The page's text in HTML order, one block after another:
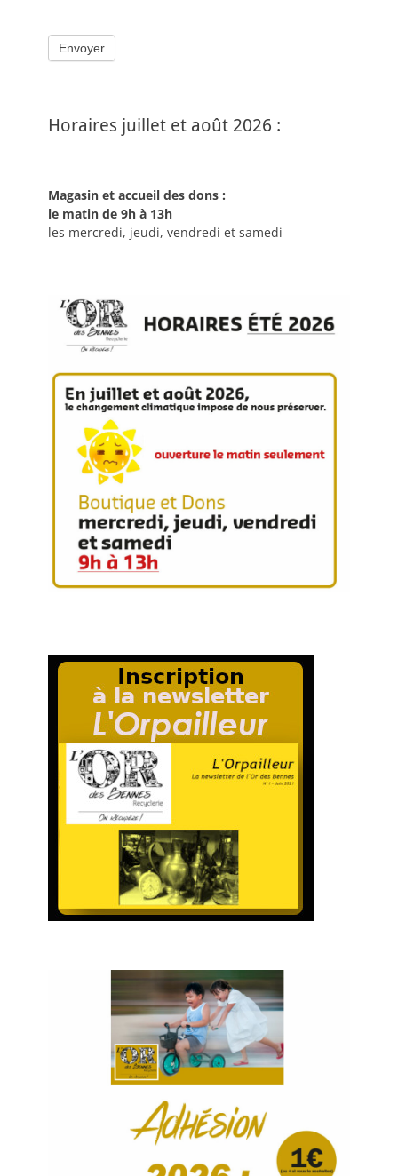
Envoyer
Horaires juillet et août 2026 :
Magasin et accueil des dons :
le matin de 9h à 13h
les mercredi, jeudi, vendredi et samedi